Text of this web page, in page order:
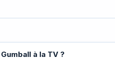
à la TV ?